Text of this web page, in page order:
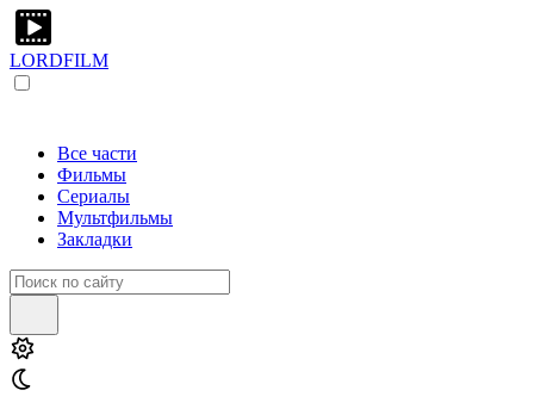
LORDFILM
Все части
Фильмы
Сериалы
Мультфильмы
Закладки